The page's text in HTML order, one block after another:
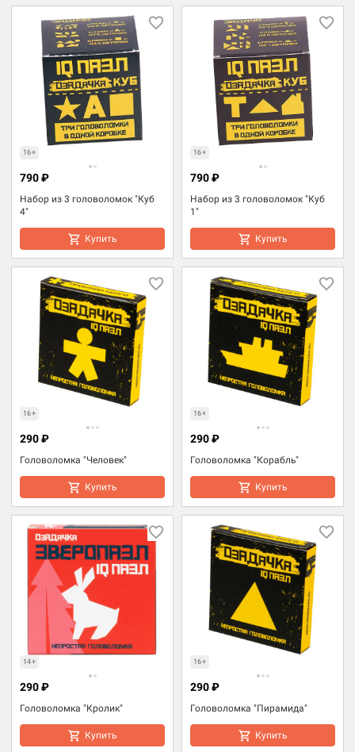
16+
Набор из 3 головоломок "Куб
4"
790 ₽
Купить
16+
Набор из 3 головоломок "Куб
1"
790 ₽
Купить
16+
Головоломка "Человек"
290 ₽
Купить
16+
Головоломка "Корабль"
290 ₽
Купить
14+
Головоломка "Кролик"
290 ₽
Купить
16+
Головоломка "Пирамида"
290 ₽
Купить